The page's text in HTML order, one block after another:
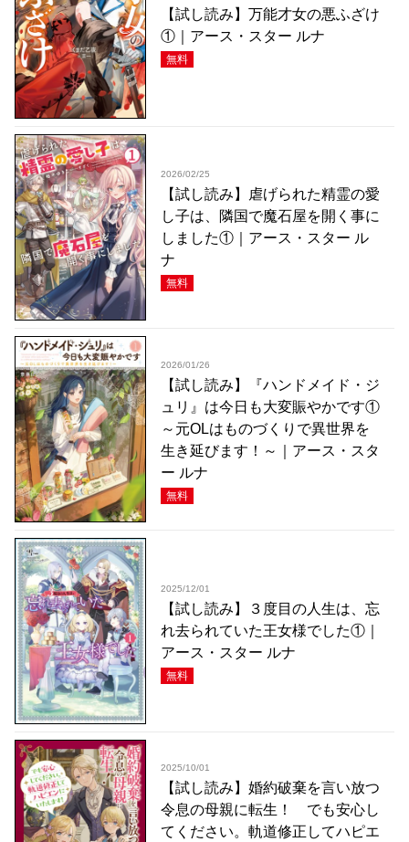
【試し読み】万能才女の悪ふざけ
①｜アース・スター ルナ
無料
2026/02/25
【試し読み】虐げられた精霊の愛
し子は、隣国で魔石屋を開く事に
しました①｜アース・スター ル
ナ
無料
2026/01/26
【試し読み】『ハンドメイド・ジ
ュリ』は今日も大変賑やかです①
～元OLはものづくりで異世界を
生き延びます！～｜アース・スタ
ー ルナ
無料
2025/12/01
【試し読み】３度目の人生は、忘
れ去られていた王女様でした①｜
アース・スター ルナ
無料
2025/10/01
【試し読み】婚約破棄を言い放つ
令息の母親に転生！ でも安心し
てください。軌道修正してハピエ